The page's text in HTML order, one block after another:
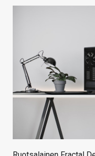
VAIHDA TEEMA
HAKU